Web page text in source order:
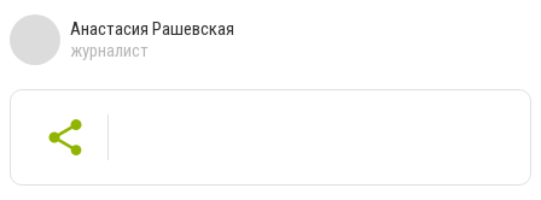
Анастасия Рашевская
журналист